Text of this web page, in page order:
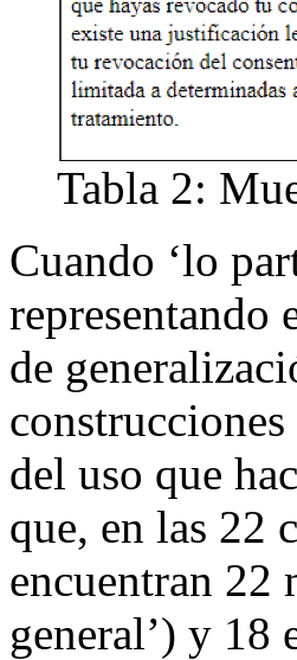
Tabla 2:
Cuando ‘lo
representando
de
del uso que
que, en las 22
encuentran 22
general’) y 18